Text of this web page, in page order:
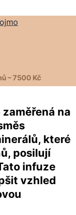
– 7500 Kč
na
které
posilují
infuze
vzhled